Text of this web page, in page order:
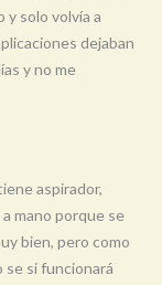
y solo volvía a
dejaban
y no me
aspirador,
mano porque se
bien, pero como
se si funcionará